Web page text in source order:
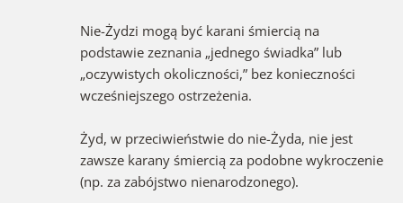
Nie-Żydzi mogą być karani śmiercią na
podstawie zeznania „jednego świadka” lub
„oczywistych okoliczności,” bez konieczności
wcześniejszego ostrzeżenia.
Żyd, w przeciwieństwie do nie-Żyda, nie jest
zawsze karany śmiercią za podobne wykroczenie
(np. za zabójstwo nienarodzonego).